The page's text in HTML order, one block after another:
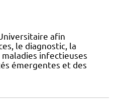
afin
le diagnostic, la
infectieuses
émergentes et des